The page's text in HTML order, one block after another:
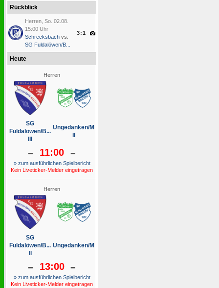
Rückblick
Herren, So. 02.08.
15:00 Uhr
Schrecksbach vs.
SG Fuldalöwen/B...
3:1
Heute
Herren
SG
Fuldalöwen/B...
Ungedanken/M
- 11:00 -
» zum ausführlichen Spielbericht
Kein Liveticker-Melder eingetragen
Herren
SG
Fuldalöwen/B... Ungedanken/M
- 13:00 -
» zum ausführlichen Spielbericht
Kein Liveticker-Melder eingetragen